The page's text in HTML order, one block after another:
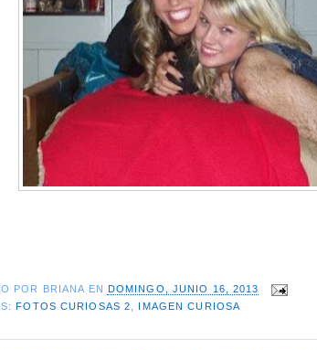
POR BRIANA EN
DOMINGO, JUNIO 16, 2013
FOTOS CURIOSAS 2 IMAGEN CURIOSA